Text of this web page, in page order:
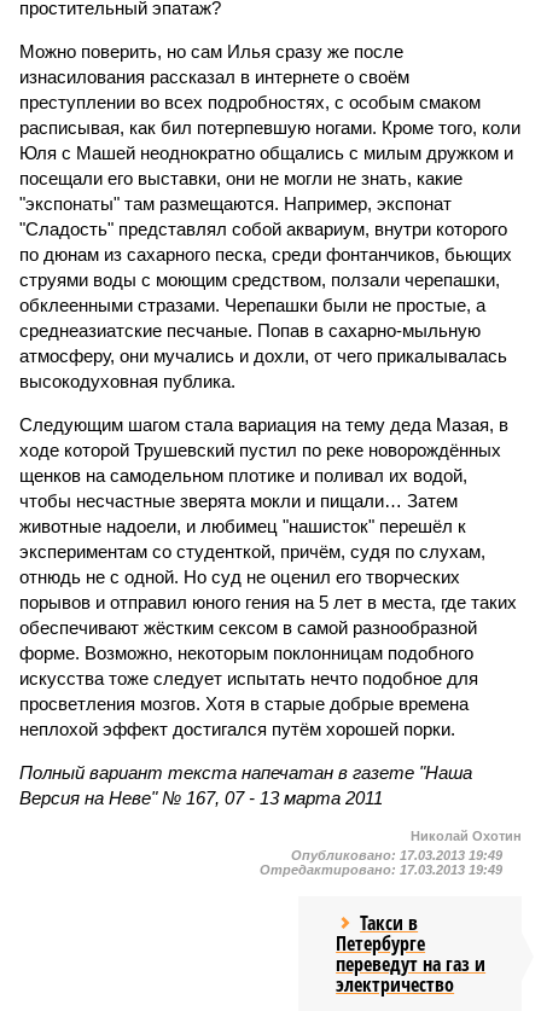
простительный эпатаж?
Можно поверить, но сам Илья сразу же после
изнасилования рассказал в интернете о своём
преступлении во всех подробностях, с особым смаком
расписывая, как бил потерпевшую ногами. Кроме того, коли
Юля с Машей неоднократно общались с милым дружком и
посещали его выставки, они не могли не знать, какие
"экспонаты" там размещаются. Например, экспонат
"Сладость" представлял собой аквариум, внутри которого
по дюнам из сахарного песка, среди фонтанчиков, бьющих
струями воды с моющим средством, ползали черепашки,
обклеенными стразами. Черепашки были не простые, а
среднеазиатские песчаные. Попав в сахарно-мыльную
атмосферу, они мучались и дохли, от чего прикалывалась
высокодуховная публика.
Следующим шагом стала вариация на тему деда Мазая, в
ходе которой Трушевский пустил по реке новорождённых
щенков на самодельном плотике и поливал их водой,
чтобы несчастные зверята мокли и пищали… Затем
животные надоели, и любимец "нашисток" перешёл к
экспериментам со студенткой, причём, судя по слухам,
отнюдь не с одной. Но суд не оценил его творческих
порывов и отправил юного гения на 5 лет в места, где таких
обеспечивают жёстким сексом в самой разнообразной
форме. Возможно, некоторым поклонницам подобного
искусства тоже следует испытать нечто подобное для
просветления мозгов. Хотя в старые добрые времена
неплохой эффект достигался путём хорошей порки.
Полный вариант текста напечатан в газете "Наша
Версия на Неве" № 167, 07 - 13 марта 2011
Николай Охотин
Опубликовано: 17.03.2013 19:49
Отредактировано: 17.03.2013 19:49
Такси в
Петербурге
переведут на газ и
электричество